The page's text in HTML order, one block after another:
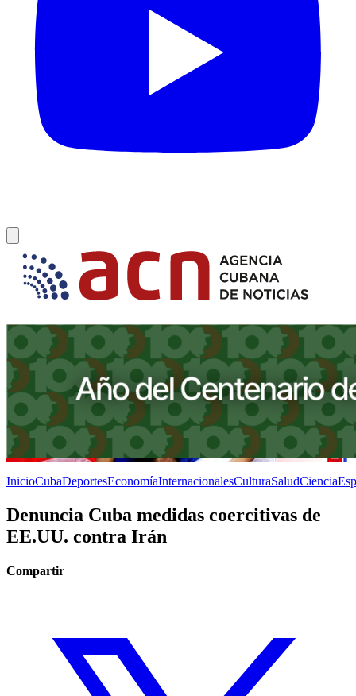
InicioCubaDeportesEconomíaInternacionalesCulturaSaludCiencia
Denuncia Cuba medidas coercitivas de
EE.UU. contra Irán
Compartir